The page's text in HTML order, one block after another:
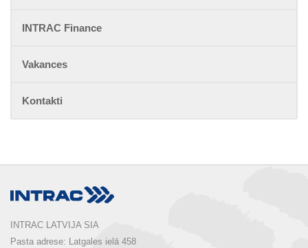
INTRAC Finance
Vakances
Kontakti
INTRAC LATVIJA SIA
Pasta adrese: Latgales ielā 458